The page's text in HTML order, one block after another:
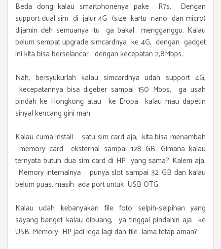
Beda dong kalau smartphonenya pake R7s, Dengan
support dual sim di jalur 4G (size kartu nano dan micro)
dijamin deh semuanya itu ga bakal mengganggu. Kalau
belum sempat upgrade simcardnya ke 4G, dengan gadget
ini kita bisa berselancar dengan kecepatan 2,8Mbps.
Nah, bersyukurlah kalau simcardnya udah support 4G,
kecepatannya bisa digeber sampai 150 Mbps. ga usah
pindah ke Hongkong atau ke Eropa kalau mau dapetin
sinyal kencang gini mah.
Kalau cuma install satu sim card aja, kita bisa menambah
memory card eksternal sampai 128 GB. Gimana kalau
ternyata butuh dua sim card di HP yang sama? Kalem aja.
Memory internalnya punya slot sampai 32 GB dan kalau
belum puas, masih ada port untuk USB OTG.
Kalau udah kebanyakan file foto selpih-selpihan yang
sayang banget kalau dibuang, ya tinggal pindahin aja ke
USB. Memory HP jadi lega lagi dan file lama tetap aman?